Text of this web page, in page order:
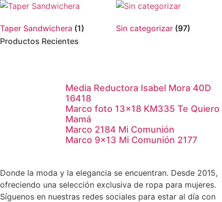
Taper Sandwichera (1) Sin categorizar (97)
Productos Recientes
Media Reductora Isabel Mora 40D
16418
Marco foto 13×18 KM335 Te Quiero
Mamá
Marco 2184 Mi Comunión
Marco 9×13 Mi Comunión 2177
Donde la moda y la elegancia se encuentran. Desde 2015,
ofreciendo una selección exclusiva de ropa para mujeres.
Síguenos en nuestras redes sociales para estar al día con